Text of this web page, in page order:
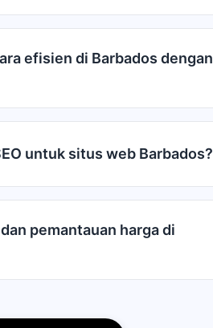
efisien di Barbados dengan
untuk situs web Barbados?
pemantauan harga di